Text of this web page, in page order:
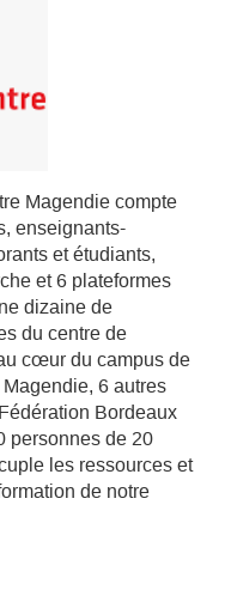
Magendie compte
enseignants-
et étudiants,
et 6 plateformes
dizaine de
du centre de
cœur du campus de
6 autres
Bordeaux
personnes de 20
les ressources et
de notre